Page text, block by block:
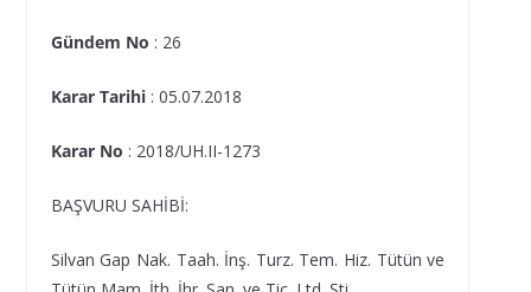
Gündem No : 26
Karar Tarihi: 05.07.2018
Karar No : 2018/UH.II-1273
BAŞVURU SAHİBİ:
Silvan Gap Nak. Taah. İnş. Turz. Tem. Hiz. Tütün ve